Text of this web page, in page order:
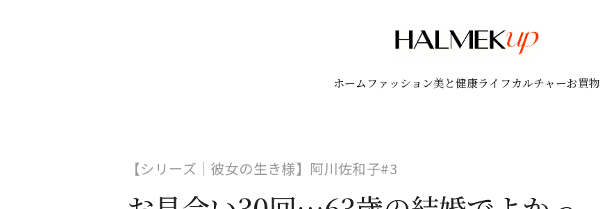
ホーム ファッション美と健康ライフカルチャーお買物
【シリーズ｜彼女の生き様】阿川佐和子#3